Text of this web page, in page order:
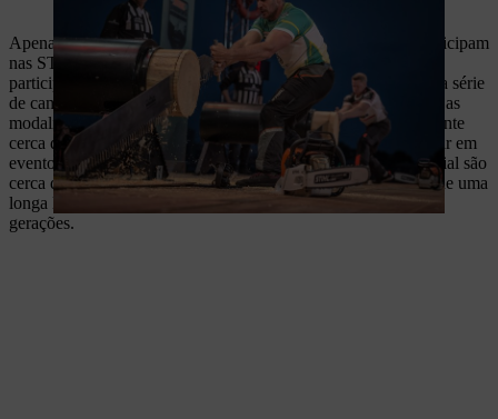
Apenas os melhores lenhadores de competição do mundo participam
nas STIHL TIMBERSPORTS® Series. Todos os atletas que
participam em eventos TIMBERSPORTS® frequentaram uma série
de campos de treino e demonstraram que conseguem executar as
modalidades necessárias em segurança. A Europa tem atualmente
cerca de 500 atletas a frequentar campos de treino e a participar em
eventos das STIHL TIMBERSPORTS® Series; a nível mundial são
cerca de 2000. Muitos dos concorrentes estrangeiros provêm de uma
longa linhagem de lenhadores, dedicados ao desporto durante
gerações.